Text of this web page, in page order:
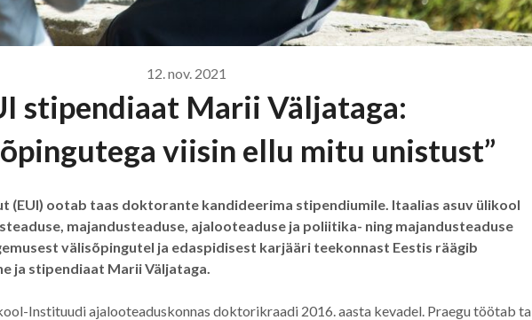
12. nov. 2021
stipendiaat Marii Väljataga:
viisin ellu mitu unistust”
(EUI) ootab taas doktorante kandideerima stipendiumile. Itaalias asuv ülikool
majandusteaduse, ajalooteaduse ja poliitika- ning majandusteaduse
välisõpingutel ja edaspidisest karjääri teekonnast Eestis räägib
ja stipendiaat Marii Väljataga.
Instituudi ajalooteaduskonnas doktorikraadi 2016. aasta kevadel. Praegu töötab ta